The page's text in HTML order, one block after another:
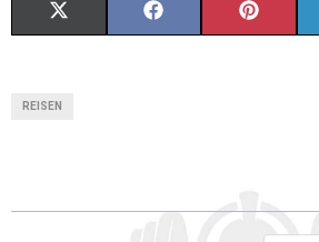
T O R
REISEN